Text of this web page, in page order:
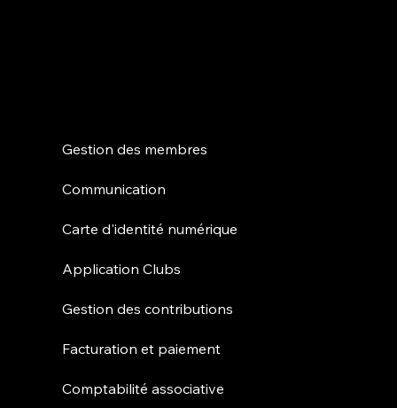
Gestion des membres
Communication
Carte d'identité numérique
Application Clubs
Gestion des contributions
Facturation et paiement
Comptabilité associative